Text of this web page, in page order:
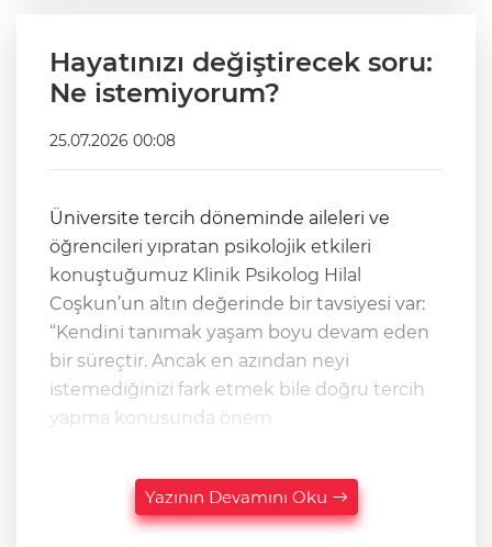
Hayatınızı değiştirecek soru:
Ne istemiyorum?
25.07.2026 00:08
Üniversite tercih döneminde aileleri ve
öğrencileri yıpratan psikolojik etkileri
konuştuğumuz Klinik Psikolog Hilal
Coşkun’un altın değerinde bir tavsiyesi var:
“Kendini tanımak yaşam boyu devam eden
bir süreçtir. Ancak en azından neyi
istemediğinizi fark etmek bile doğru tercih
yapma konusunda önem
Yazının Devamını Oku